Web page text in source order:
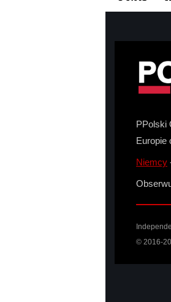
PPolski
Europie
Niemcy
© 2016-